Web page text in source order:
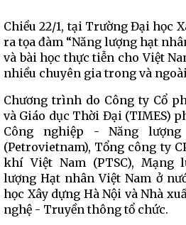
Chiều 22/1, tại Trường Đại học
ra tọa đàm “Năng lượng hạt
và bài học thực tiễn cho Việt
nhiều chuyên gia trong và
Chương trình do Công ty Cổ
và Giáo dục Thời Đại (TIMES)
Công nghiệp - Năng
(Petrovietnam), Tổng công ty
khí Việt Nam (PTSC), Mạng
lượng Hạt nhân Việt Nam ở
học Xây dựng Hà Nội và Nhà
nghệ - Truyền thông tổ chức.